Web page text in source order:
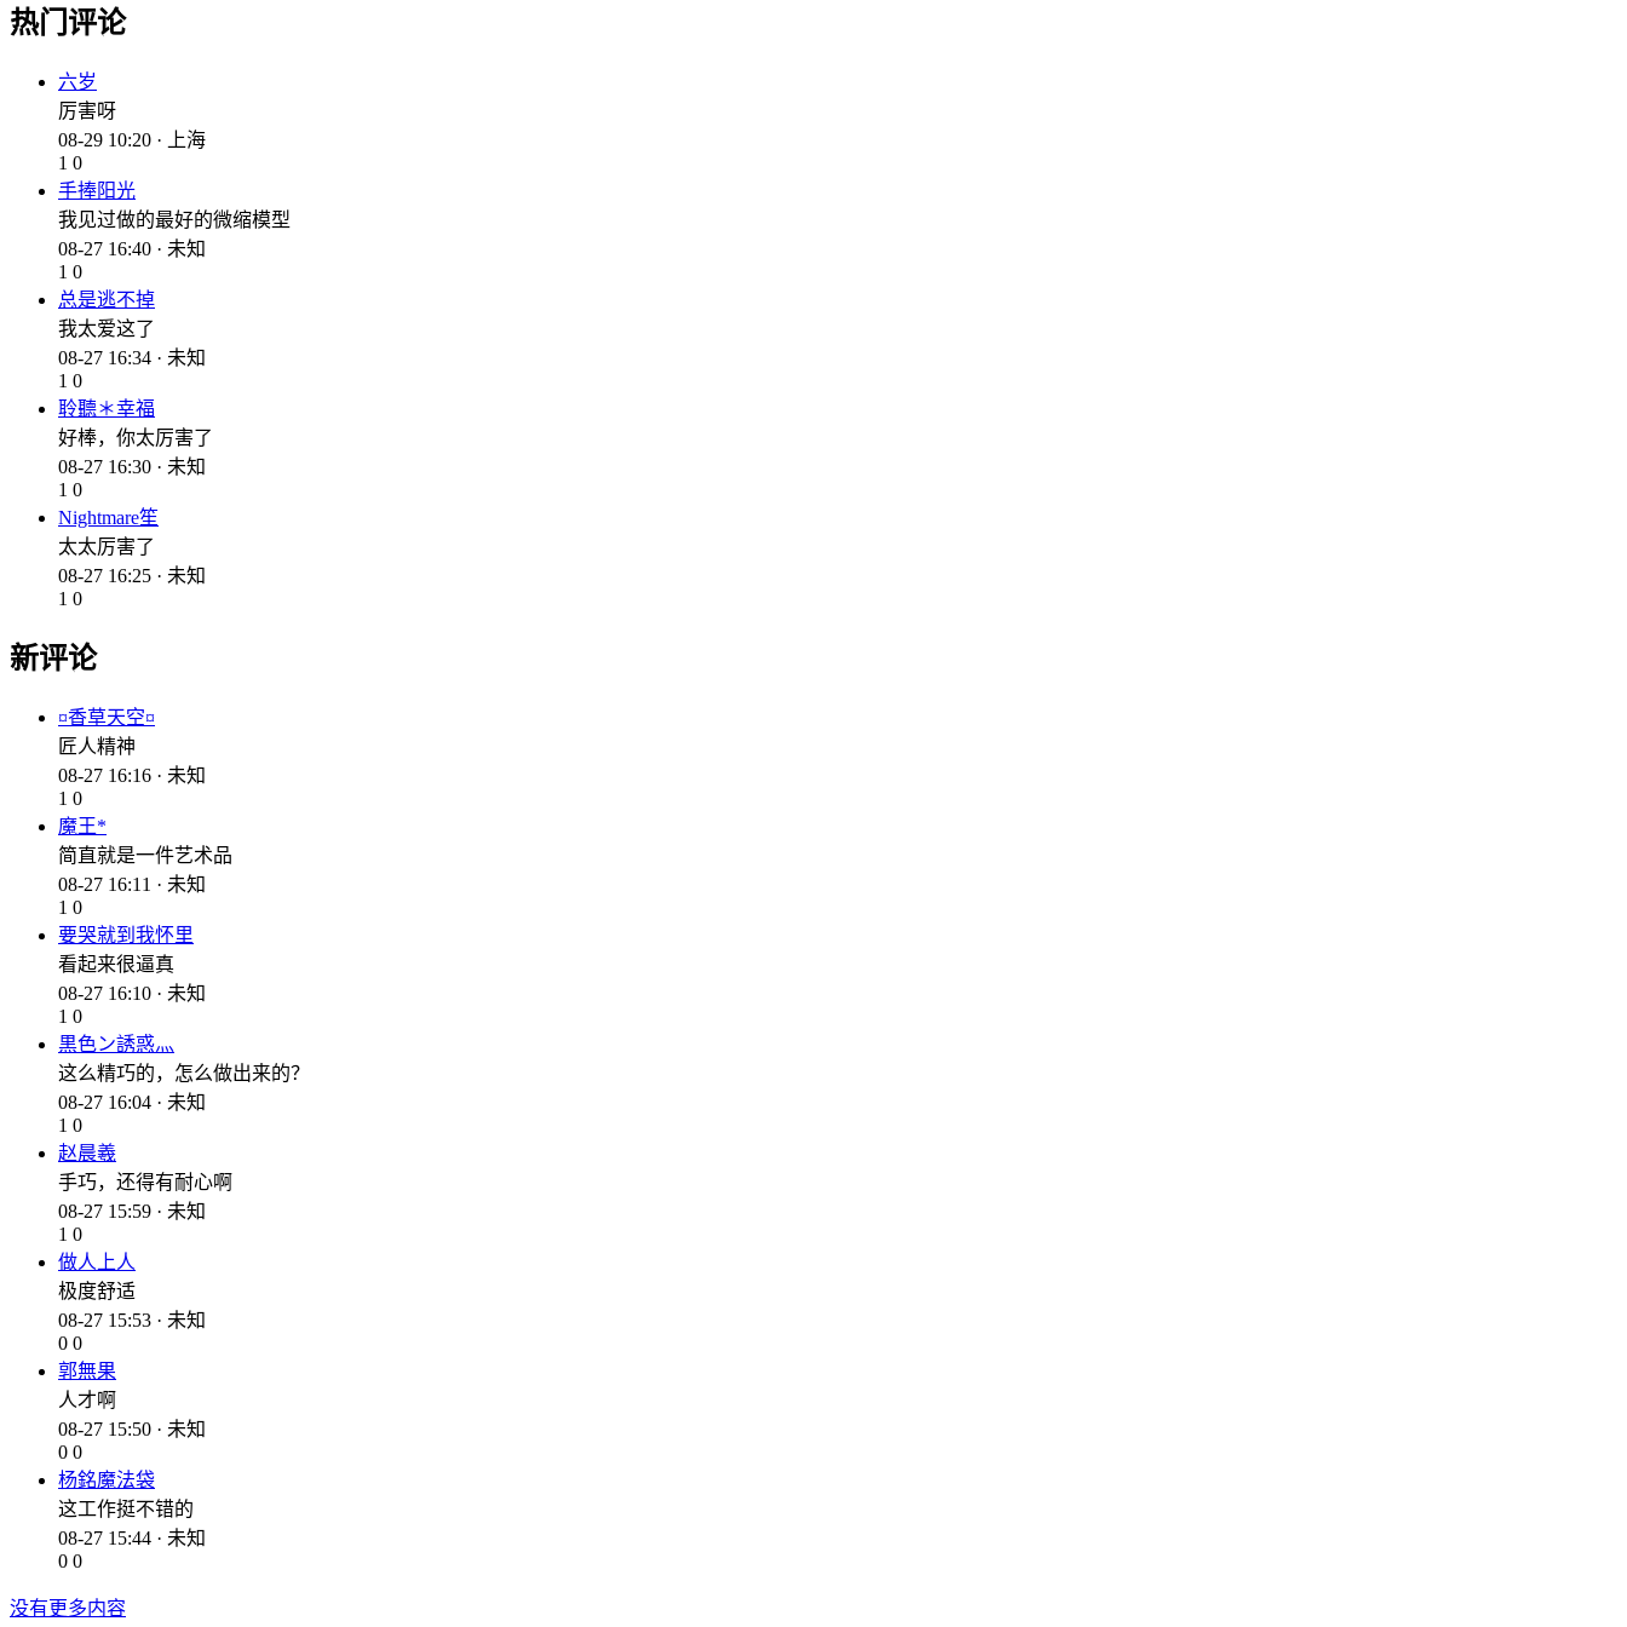
热门评论
六岁
厉害呀
08-29 10:20 · 上海
1 0
手捧阳光
我见过做的最好的微缩模型
08-27 16:40 · 未知
1 0
总是逃不掉
我太爱这了
08-27 16:34 · 未知
1 0
聆聽＊幸福
好棒，你太厉害了
08-27 16:30 · 未知
1 0
Nightmare笙
太太厉害了
08-27 16:25 · 未知
1 0
新评论
¤香草天空¤
匠人精神
08-27 16:16 · 未知
1 0
魔王*
简直就是一件艺术品
08-27 16:11 · 未知
1 0
要哭就到我怀里
看起来很逼真
08-27 16:10 · 未知
1 0
黒色ン誘惑灬
这么精巧的，怎么做出来的？
08-27 16:04 · 未知
1 0
赵晨羲
手巧，还得有耐心啊
08-27 15:59 · 未知
1 0
做人上人
极度舒适
08-27 15:53 · 未知
0 0
郭無果
人才啊
08-27 15:50 · 未知
0 0
杨銘魔法袋
这工作挺不错的
08-27 15:44 · 未知
0 0
没有更多内容